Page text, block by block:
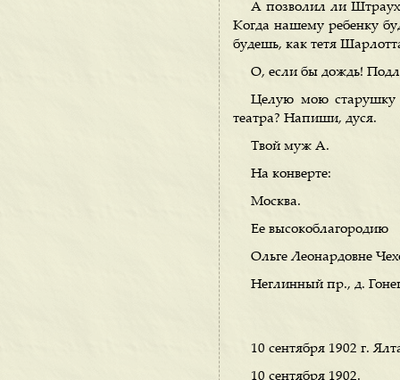
А позволил ли Штраух
Когда нашему ребенку
будешь, как тетя
О, если бы дождь!
Целую мою старушку
театра? Напиши, дуся.
Твой муж А.
На конверте:
Москва.
Ее высокоблагородию
Ольге Леонардовне
Неглинный пр., д.
10 сентября 1902 г.
10 сентября 1902.